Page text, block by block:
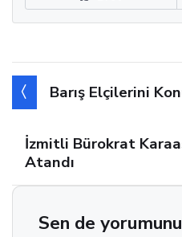
Barış Elçilerini
İzmitli Bürokrat
Atandı
Sen de